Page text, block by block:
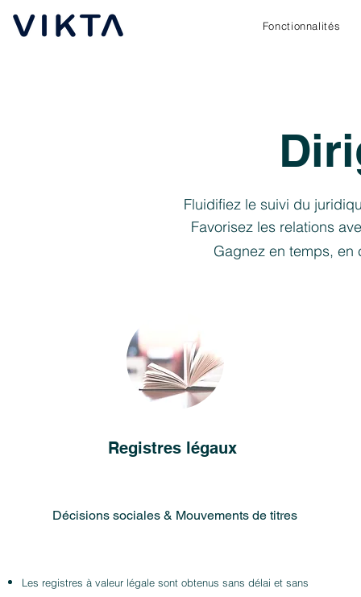
Fonctionnalités
Fluidifiez le suivi du
Favorisez les relations
Gagnez en temps,
Registres légaux
Décisions sociales & Mouvements de titres
Les registres à valeur légale sont obtenus sans délai et sans